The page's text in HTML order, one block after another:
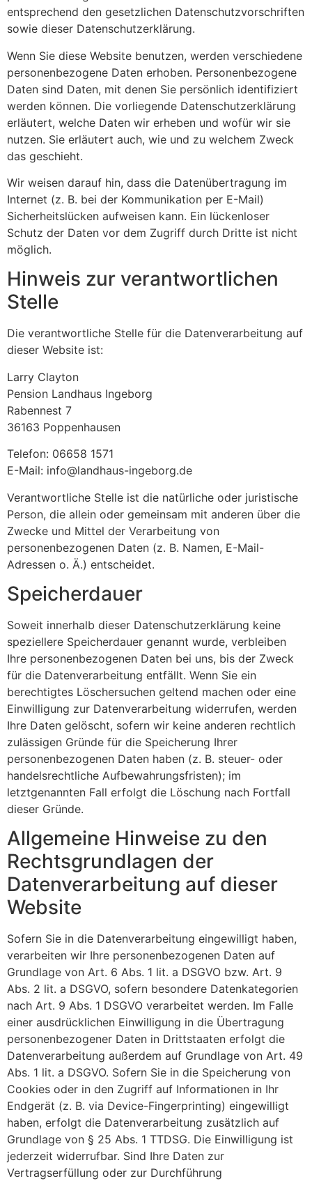
entsprechend den gesetzlichen Datenschutzvorschriften
sowie dieser Datenschutzerklärung.
Wenn Sie diese Website benutzen, werden verschiedene
personenbezogene Daten erhoben. Personenbezogene
Daten sind Daten, mit denen Sie persönlich identifiziert
werden können. Die vorliegende Datenschutzerklärung
erläutert, welche Daten wir erheben und wofür wir sie
nutzen. Sie erläutert auch, wie und zu welchem Zweck
das geschieht.
Wir weisen darauf hin, dass die Datenübertragung im
Internet (z. B. bei der Kommunikation per E-Mail)
Sicherheitslücken aufweisen kann. Ein lückenloser
Schutz der Daten vor dem Zugriff durch Dritte ist nicht
möglich.
Hinweis zur verantwortlichen
Stelle
Die verantwortliche Stelle für die Datenverarbeitung auf
dieser Website ist:
Larry Clayton
Pension Landhaus Ingeborg
Rabennest 7
36163 Poppenhausen
Telefon: 06658 1571
E-Mail: info@landhaus-ingeborg.de
Verantwortliche Stelle ist die natürliche oder juristische
Person, die allein oder gemeinsam mit anderen über die
Zwecke und Mittel der Verarbeitung von
personenbezogenen Daten (z. B. Namen, E-Mail-
Adressen o. Ä.) entscheidet.
Speicherdauer
Soweit innerhalb dieser Datenschutzerklärung keine
speziellere Speicherdauer genannt wurde, verbleiben
Ihre personenbezogenen Daten bei uns, bis der Zweck
für die Datenverarbeitung entfällt. Wenn Sie ein
berechtigtes Löschersuchen geltend machen oder eine
Einwilligung zur Datenverarbeitung widerrufen, werden
Ihre Daten gelöscht, sofern wir keine anderen rechtlich
zulässigen Gründe für die Speicherung Ihrer
personenbezogenen Daten haben (z. B. steuer- oder
handelsrechtliche Aufbewahrungsfristen); im
letztgenannten Fall erfolgt die Löschung nach Fortfall
dieser Gründe.
Allgemeine Hinweise zu den
Rechtsgrundlagen der
Datenverarbeitung auf dieser
Website
Sofern Sie in die Datenverarbeitung eingewilligt haben,
verarbeiten wir Ihre personenbezogenen Daten auf
Grundlage von Art. 6 Abs. 1 lit. a DSGVO bzw. Art. 9
Abs. 2 lit. a DSGVO, sofern besondere Datenkategorien
nach Art. 9 Abs. 1 DSGVO verarbeitet werden. Im Falle
einer ausdrücklichen Einwilligung in die Übertragung
personenbezogener Daten in Drittstaaten erfolgt die
Datenverarbeitung außerdem auf Grundlage von Art. 49
Abs. 1 lit. a DSGVO. Sofern Sie in die Speicherung von
Cookies oder in den Zugriff auf Informationen in Ihr
Endgerät (z. B. via Device-Fingerprinting) eingewilligt
haben, erfolgt die Datenverarbeitung zusätzlich auf
Grundlage von § 25 Abs. 1 TTDSG. Die Einwilligung ist
jederzeit widerrufbar. Sind Ihre Daten zur
Vertragserfüllung oder zur Durchführung